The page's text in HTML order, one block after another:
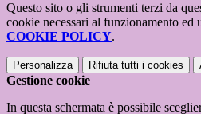
Questo sito o gli strumenti terzi da
cookie necessari al funzionamento
COOKIE POLICY.
Personalizza Rifiuta tutti i cookies
Gestione cookie
In questa schermata è possibile